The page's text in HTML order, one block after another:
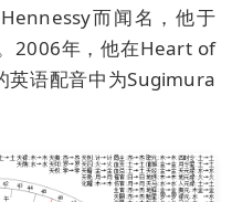
而闻名，他于
2006年，他在Heart of
语配音中为Sugimura